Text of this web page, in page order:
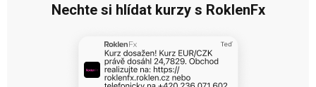
Nechte si hlídat kurzy s RoklenFx